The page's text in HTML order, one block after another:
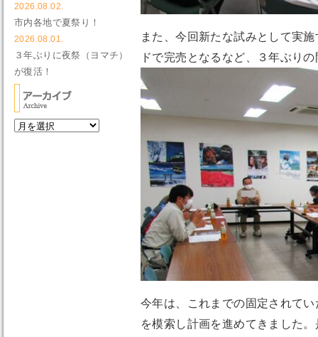
また、今回新たな試みとして実
ドで完売となるなど、３年ぶり
今年は、これまでの固定されて
を模索し計画を進めてきました
2026.08.02.
市内各地で夏祭り！
2026.08.01.
３年ぶりに夜祭（ヨマチ）
が復活！